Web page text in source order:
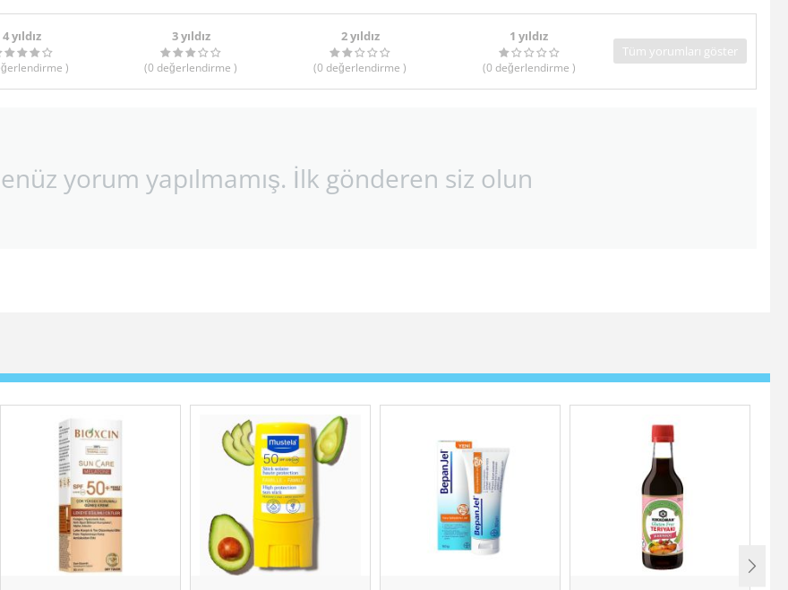
4 yıldız
)
3 yıldız
(0 değerlendirme)
2 yıldız
(0 değerlendirme)
1 yıldız
(0 değerlendirme )
Tüm yorumları göster
yorum yapılmamış. İlk gönderen siz olun